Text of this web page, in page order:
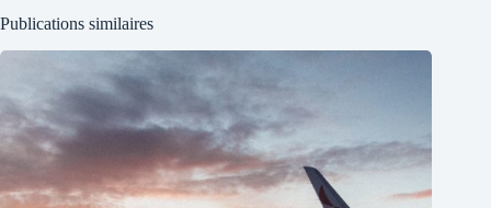
Publications similaires